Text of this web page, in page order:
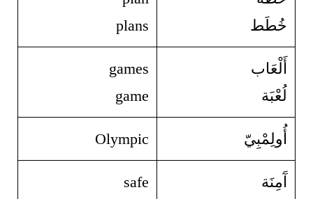
خُطَط
plans
أَلْعَاب
لُعْبَة
games
game
أُولِمْبِيّ Olympic
آَمِنَة safe